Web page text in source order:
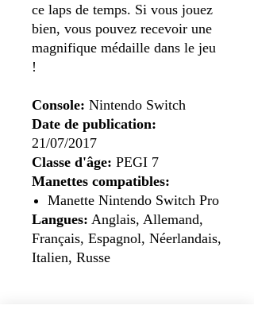
ce laps de temps. Si vous jouez
bien, vous pouvez recevoir une
magnifique médaille dans le jeu
!
Console: Nintendo Switch
Date de publication:
21/07/2017
Classe d'âge: PEGI 7
Manettes compatibles:
Manette Nintendo Switch Pro
Langues: Anglais, Allemand,
Français, Espagnol, Néerlandais,
Italien, Russe